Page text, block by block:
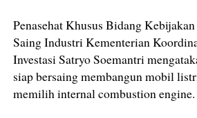
Penasehat Khusus Bidang
Saing Industri Kementerian
Investasi Satryo Soemantri
siap bersaing membangun mobil
memilih internal combustion engine.